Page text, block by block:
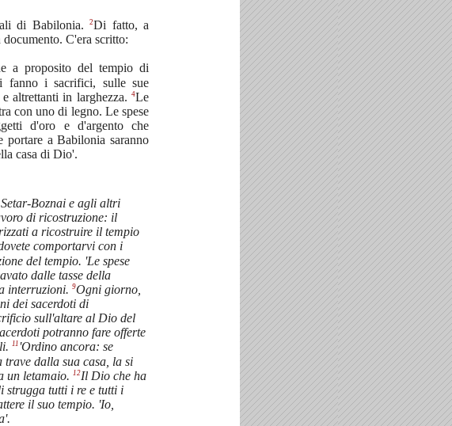
di Babilonia.2Di fatto, a
C'era scritto:
a proposito del tempio di
fanno i sacrifici, sulle sue
altrettanti in larghezza. 4Le
con uno di legno. Le spese
d'oro e d'argento che
portare a Babilonia saranno
casa di Dio'.
Boznai e agli altri
di ricostruzione: il
a ricostruire il tempio
comportarvi con i
del tempio. 'Le spese
dalle tasse della
interruzioni. 9Ogni giorno,
dei sacerdoti di
sull'altare al Dio del
potranno fare offerte
11 'Ordino ancora: se
trave dalla sua casa, la si
un letamaio. 12Il Dio che ha
strugga tutti i re e tutti i
il suo tempio. 'Io,